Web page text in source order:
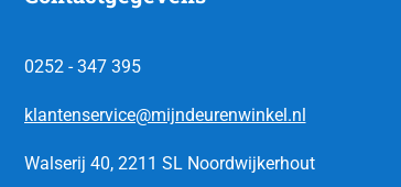
0252 - 347 395
klantenservice@mijndeurenwinkel.nl
Walserij 40, 2211 SL Noordwijkerhout